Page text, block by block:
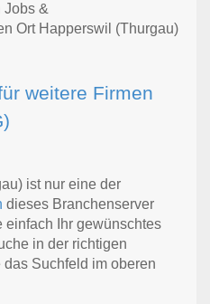
Jobs &
Ort Happerswil (Thurgau)
weitere Firmen
ist nur eine der
dieses Branchenserver
einfach Ihr gewünschtes
in der richtigen
Suchfeld im oberen